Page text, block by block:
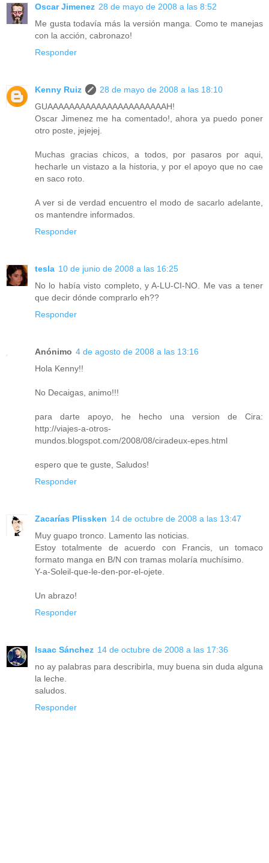
Oscar Jimenez 28 de mayo de 2008 a las 8:52
Me gusta todavía más la versión manga. Como te manejas
con la acción, cabronazo!
Responder
Kenny Ruiz
28 de mayo de 2008 a las 18:10
GUAAAAAAAAAAAAAAAAAAAAAAH!
Oscar Jimenez me ha comentado!, ahora ya puedo poner
otro poste, jejejej.
Muchas gracias chicos, a todos, por pasaros por aqui,
hecharle un vistazo a la historia, y por el apoyo que no cae
en saco roto.
A ver si de verdad encuentro el modo de sacarlo adelante,
os mantendre informados.
Responder
tesla 10 de junio de 2008 a las 16:25
No lo había visto completo, y A-LU-CI-NO. Me vas a tener
que decir dónde comprarlo eh??
Responder
Anónimo 4 de agosto de 2008 a las 13:16
Hola Kenny!!
No Decaigas, animo!!!
para darte apoyo, he hecho una version de Cira:
http://viajes-a-otros-
mundos.blogspot.com/2008/08/ciradeux-epes.html
espero que te guste, Saludos!
Responder
Zacarías Plissken 14 de octubre de 2008 a las 13:47
Muy guapo tronco. Lamento las noticias.
Estoy totalmente de acuerdo con Francis, un tomaco
formato manga en B/N con tramas molaría muchísimo.
Y-a-Soleil-que-le-den-por-el-ojete.
Un abrazo!
Responder
Isaac Sánchez 14 de octubre de 2008 a las 17:36
no ay palabras para describirla, muy buena sin duda alguna
la leche.
saludos.
Responder